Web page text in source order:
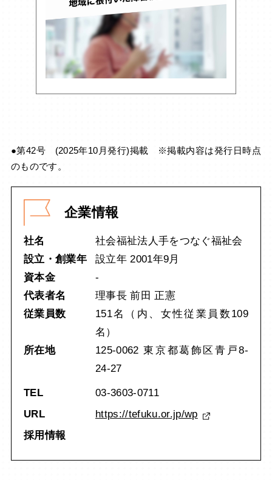
●第42号 (2025年10月発行)掲載 ※掲載内容は発行日時点
のものです。
企業情報
社名
社会福祉法人手をつなぐ福祉会
設立・創業年
設立年 2001年9月
資本金
-
代表者名
理事長 前田 正憲
従業員数
151名（内、女性従業員数109
名）
所在地
125-0062 東京都葛飾区青戸8-
24-27
TEL
03-3603-0711
URL
https://tefuku.or.jp/wp
採用情報